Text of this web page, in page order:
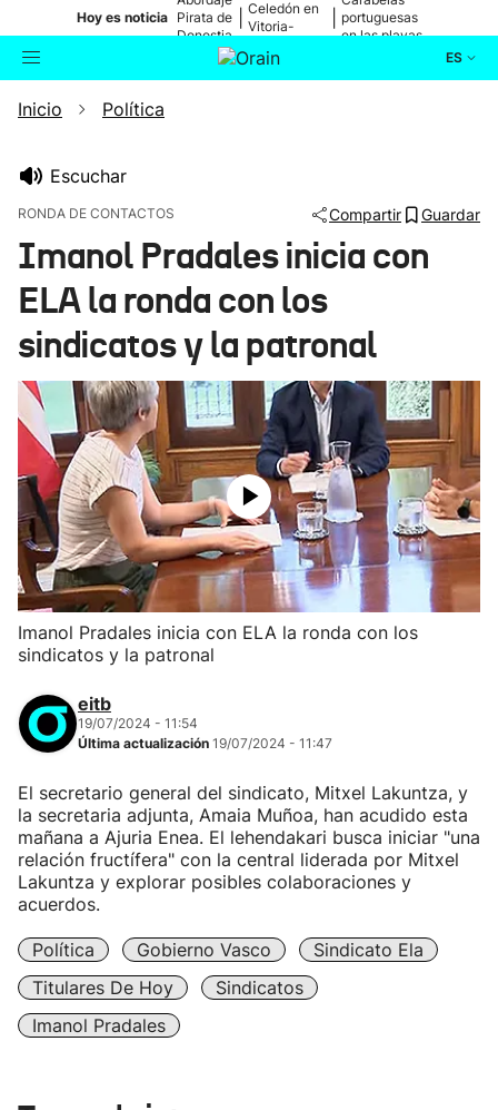
Hoy es noticia Pirata de
Donostia
Celedón en
Vitoria-
portuguesas
en las playas
ES
Buscador
Ikusmiran
Eguraldia
Inicio Política
Escuchar
RONDA DE CONTACTOS Compartir Guardar
Imanol Pradales inicia con
ELA la ronda con los
sindicatos y la patronal
Imanol Pradales inicia con ELA la ronda con los
sindicatos y la patronal
eitb
19/07/2024 - 11:54
Última actualización 19/07/2024 - 11:47
El secretario general del sindicato, Mitxel Lakuntza, y
la secretaria adjunta, Amaia Muñoa, han acudido esta
mañana a Ajuria Enea. El lehendakari busca iniciar "una
relación fructífera" con la central liderada por Mitxel
Lakuntza y explorar posibles colaboraciones y
acuerdos.
Política Gobierno Vasco
Sindicato Ela
Titulares De Hoy
Sindicatos
Imanol Pradales